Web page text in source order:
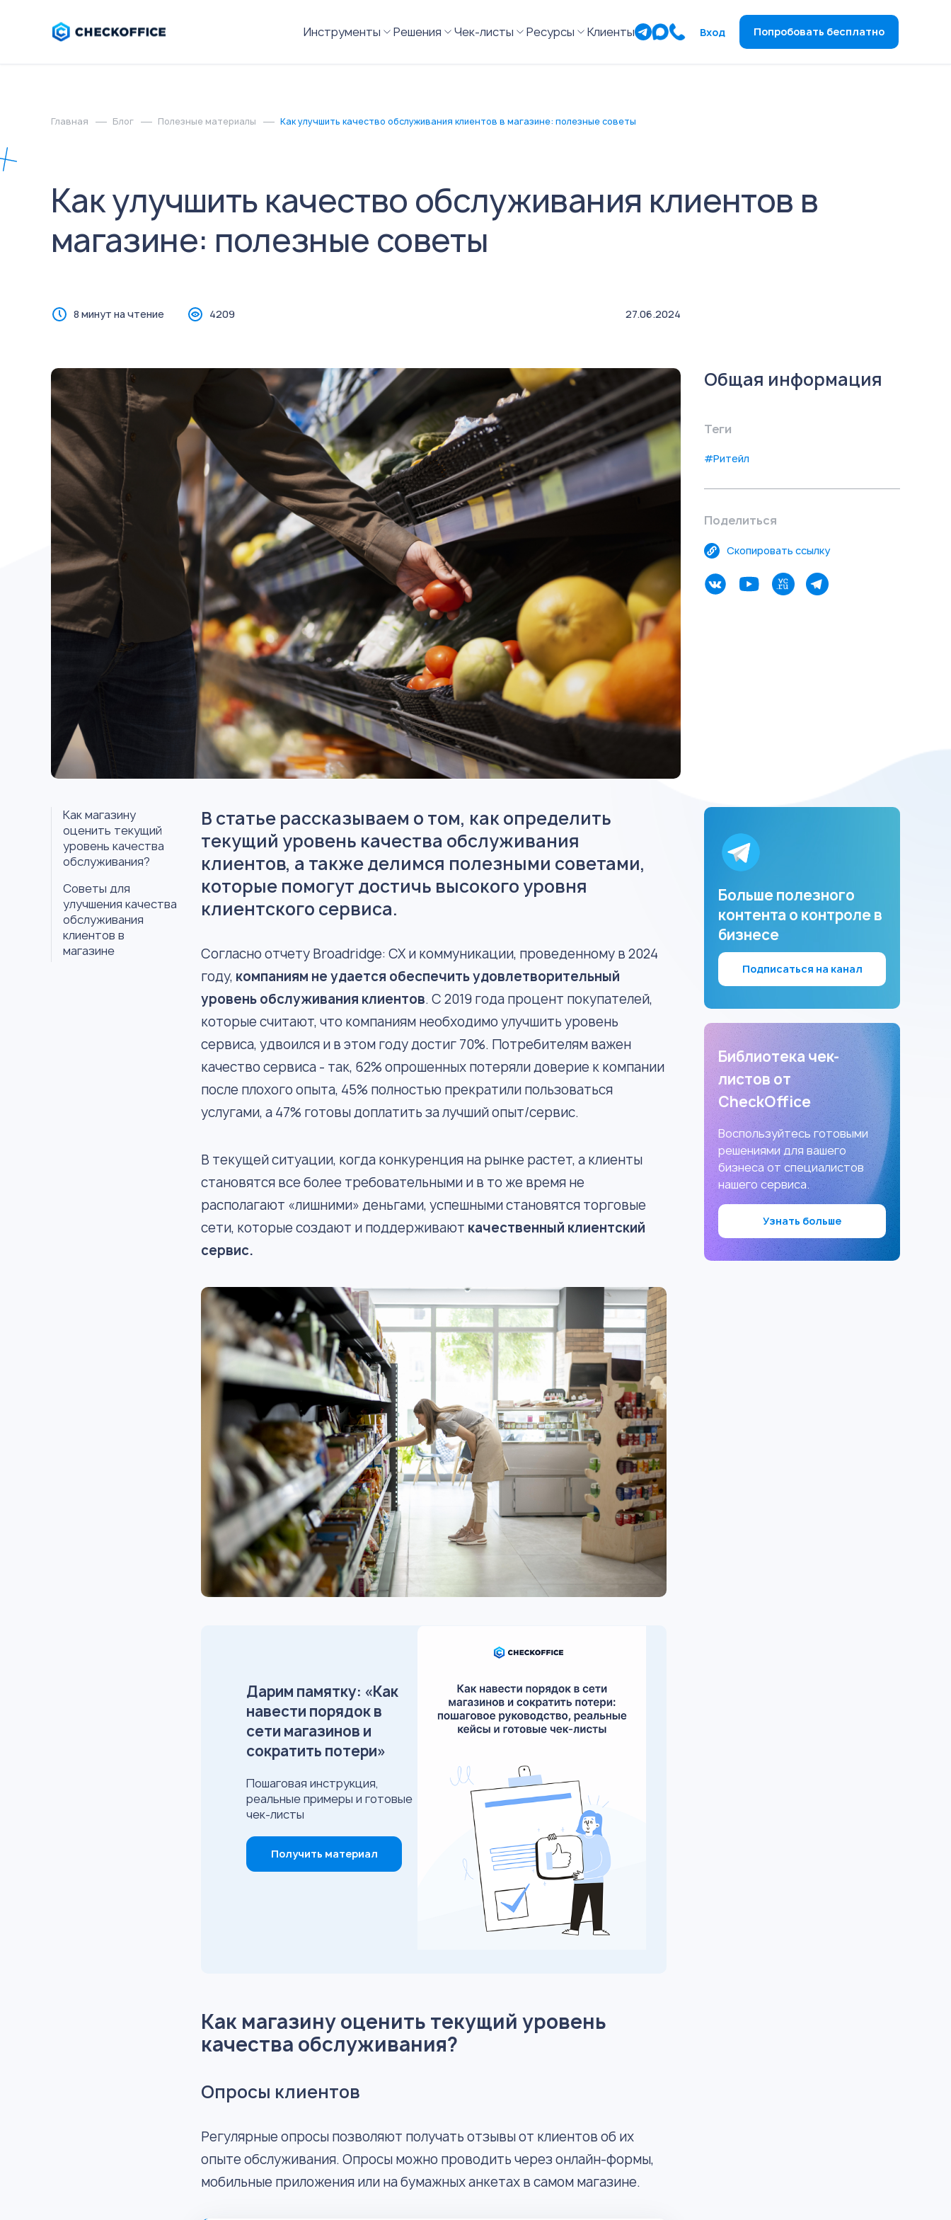
Инструменты Решения Чек-листы Ресурсы Клиенты Вход Попробовать бесплатно
Главная Блог Полезные материалы Как улучшить качество обслуживания клиентов в магазине: полезные советы
Как улучшить качество обслуживания клиентов в
магазине: полезные советы
8 минут на чтение 4209 27.06.2024
Общая информация
Теги
#Ритейл
Поделиться
Скопировать ссылку
Больше полезного
контента о контроле в
бизнесе
Подписаться на канал
Библиотека чек-
листов от
CheckOffice
Воспользуйтесь готовыми
решениями для вашего
бизнеса от специалистов
нашего сервиса.
Узнать больше
Как магазину
оценить текущий
уровень качества
обслуживания?
Советы для
улучшения качества
обслуживания
клиентов в
магазине
В статье рассказываем о том, как определить
текущий уровень качества обслуживания
клиентов, а также делимся полезными советами,
которые помогут достичь высокого уровня
клиентского сервиса.
Согласно отчету Broadridge: CX и коммуникации, проведенному в 2024
году, компаниям не удается обеспечить удовлетворительный
уровень обслуживания клиентов. С 2019 года процент покупателей,
которые считают, что компаниям необходимо улучшить уровень
сервиса, удвоился и в этом году достиг 70%. Потребителям важен
качество сервиса - так, 62% опрошенных потеряли доверие к компании
после плохого опыта, 45% полностью прекратили пользоваться
услугами, а 47% готовы доплатить за лучший опыт/сервис.
В текущей ситуации, когда конкуренция на рынке растет, а клиенты
становятся все более требовательными и в то же время не
располагают «лишними» деньгами, успешными становятся торговые
сети, которые создают и поддерживают качественный клиентский
сервис.
Дарим памятку: «Как
навести порядок в
сети магазинов и
сократить потери»
Пошаговая инструкция,
реальные примеры и готовые
чек-листы
Получить материал
Как магазину оценить текущий уровень
качества обслуживания?
Опросы клиентов
Регулярные опросы позволяют получать отзывы от клиентов об их
опыте обслуживания. Опросы можно проводить через онлайн-формы,
мобильные приложения или на бумажных анкетах в самом магазине.